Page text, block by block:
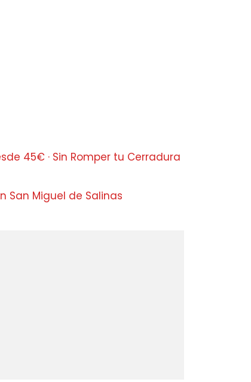
45€ · Sin Romper tu Cerradura
San Miguel de Salinas